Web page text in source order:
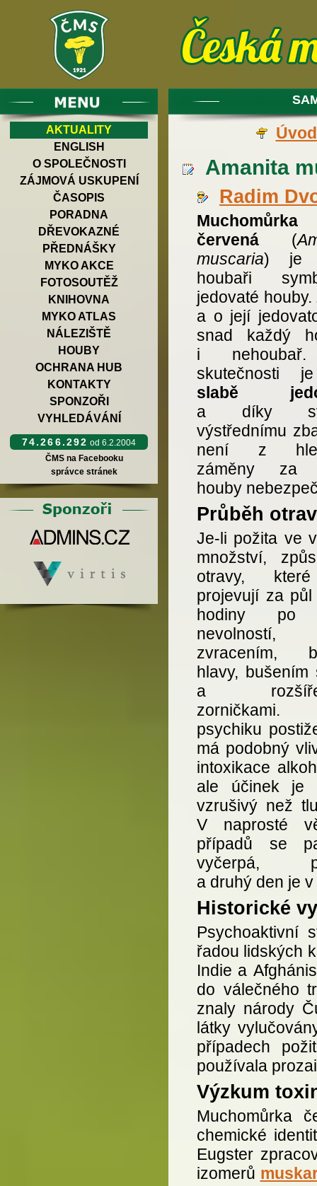
AKTUALITY
ENGLISH
O SPOLEČNOSTI
ZÁJMOVÁ USKUPENÍ
ČASOPIS
PORADNA
DŘEVOKAZNÉ
PŘEDNÁŠKY
MYKO AKCE
FOTOSOUTĚŽ
KNIHOVNA
MYKO ATLAS
NÁLEZIŠTĚ
HOUBY
OCHRANA HUB
KONTAKTY
SPONZOŘI
VYHLEDÁVÁNÍ
74.266.292 od 6.2.2004
ČMS na Facebooku
správce stránek
Amanita
Radim
Muchomůrka
červená (
muscaria) je
houbaři
jedovaté houby.
a o její
snad každý
i
skutečnosti
slabě
a díky
výstřednímu
není z
záměny za
houby
Průběh otrav
Je-li požita ve
množství,
otravy,
projevují za
hodiny po
nevolností,
zvracením,
hlavy, bušením
a
psychiku
má podobný
intoxikace
ale účinek je
vzrušivý než
V naprosté
případů se
vyčerpá,
a druhý den je
Historické
Psychoaktivní
řadou lidských
Indie a
do válečného
znaly národy
látky
případech
používala
Výzkum
Muchomůrka
chemické
Eugster
izomerů